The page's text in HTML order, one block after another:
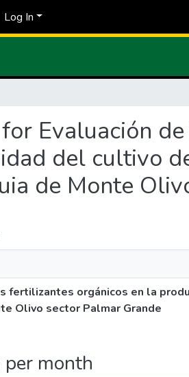
Log In
Evaluación
del cultivo
de Monte
fertilizantes orgánicos en la
Olivo sector Palmar Grande
month